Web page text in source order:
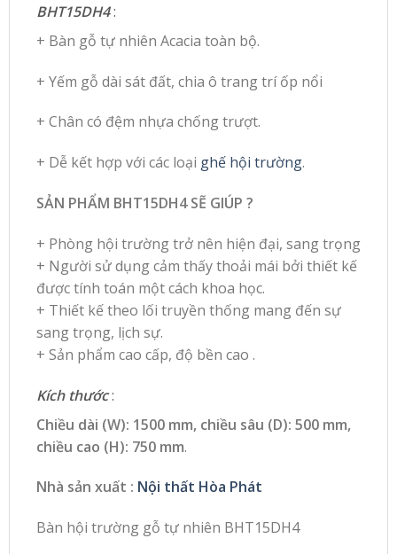
BHT15DH4:
+ Bàn gỗ tự nhiên Acacia toàn bộ.
+ Yếm gỗ dài sát đất, chia ô trang trí ốp nổi
+ Chân có đệm nhựa chống trượt.
+ Dễ kết hợp với các loại ghế hội trường.
SẢN PHẨM BHT15DH4 SẼ GIÚP ?
+ Phòng hội trường trở nên hiện đại, sang trọng
+ Người sử dụng cảm thấy thoải mái bởi thiết kế
được tính toán một cách khoa học.
+ Thiết kế theo lối truyền thống mang đến sự
sang trọng, lịch sự.
+ Sản phẩm cao cấp, độ bền cao .
Kích thước:
Chiều dài (W): 1500 mm, chiều sâu (D): 500 mm,
chiều cao (H): 750 mm.
Nhà sản xuất : Nội thất Hòa Phát
Bàn hội trường gỗ tự nhiên BHT15DH4